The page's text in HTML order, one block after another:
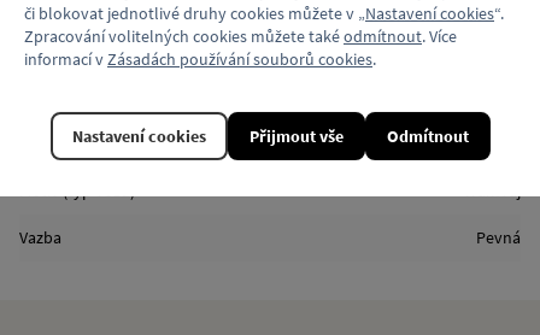
Formát
Model vozu ČKD Tatra T3
Vazba Pevná
či blokovat jednotlivé druhy cookies můžete v „Nastavení cookies“.
Zpracování volitelných cookies můžete takéodmítnout. Více
informací vZásadách používání souborů cookies.
Odmítnout
Nastavení cookies Přijmout vše